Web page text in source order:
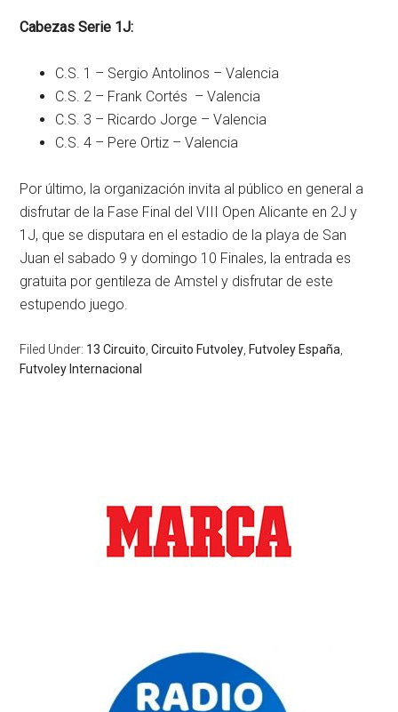
Cabezas Serie 1J:
C.S. 1 – Sergio Antolinos – Valencia
C.S. 2 – Frank Cortés – Valencia
C.S. 3 – Ricardo Jorge – Valencia
C.S. 4 – Pere Ortiz – Valencia
Por último, la organización invita al público en general a
disfrutar de la Fase Final del VIII Open Alicante en 2J y
1J, que se disputara en el estadio de la playa de San
Juan el sabado 9 y domingo 10 Finales, la entrada es
gratuita por gentileza de Amstel y disfrutar de este
estupendo juego.
Filed Under: 13 Circuito ,Circuito Futvoley Futvoley España
Futvoley Internacional